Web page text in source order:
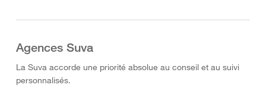
Agences Suva
La Suva accorde une priorité absolue au conseil et au suivi
personnalisés.